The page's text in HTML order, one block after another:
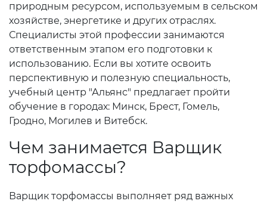
природным ресурсом, используемым в сельском
хозяйстве, энергетике и других отраслях.
Специалисты этой профессии занимаются
ответственным этапом его подготовки к
использованию. Если вы хотите освоить
перспективную и полезную специальность,
учебный центр "Альянс" предлагает пройти
обучение в городах: Минск, Брест, Гомель,
Гродно, Могилев и Витебск.
Чем занимается Варщик
торфомассы?
Варщик торфомассы выполняет ряд важных